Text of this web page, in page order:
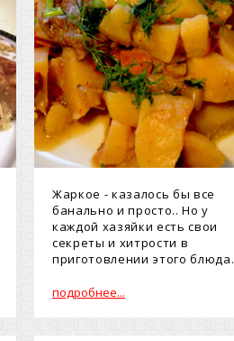
Жаркое - казалось бы все
банально и просто.. Но у
каждой хазяйки есть свои
секреты и хитрости в
приготовлении этого блюда.
подробнее...